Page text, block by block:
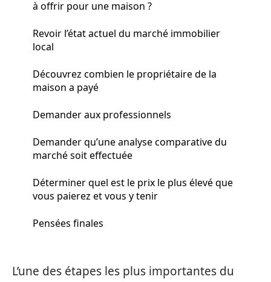
à offrir pour une maison ?
Revoir l’état actuel du marché immobilier
local
Découvrez combien le propriétaire de la
maison a payé
Demander aux professionnels
Demander qu’une analyse comparative du
marché soit effectuée
Déterminer quel est le prix le plus élevé que
vous paierez et vous y tenir
Pensées finales
L’une des étapes les plus importantes du